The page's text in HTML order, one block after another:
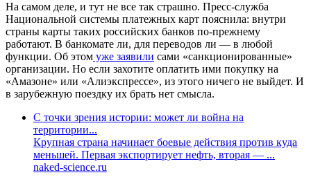
На самом деле, и тут не все так страшно. Пресс-служба
Национальной системы платежных карт пояснила: внутри
страны карты таких российских банков по-прежнему
работают. В банкомате ли, для переводов ли — в любой
функции. Об этом уже заявили сами «санкционированные»
организации. Но если захотите оплатить ими покупку на
«Амазоне» или «Алиэкспрессе», из этого ничего не выйдет. И
в зарубежную поездку их брать нет смысла.
С точки зрения истории: может ли война на
территории...
Крупная страна начинает боевые действия против куда
меньшей. Первая экспортирует нефть, вторая — ...
naked-science.ru